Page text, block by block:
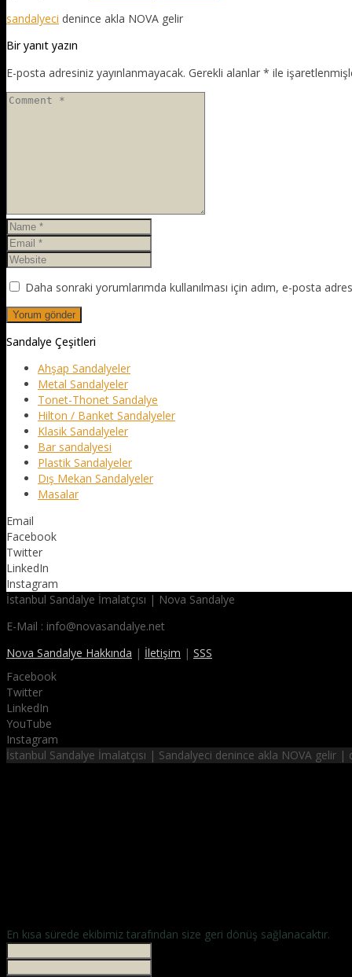
sandalyeci denince akla NOVA gelir
Bir yanıt yazın
E-posta adresiniz yayınlanmayacak. Gerekli alanlar * ile
Daha sonraki yorumlarımda kullanılması için adım, e-posta
Sandalye Çeşitleri
Ahşap Sandalyeler
Metal Sandalyeler
Tonet-Thonet Sandalye
Hilton / Banket Sandalyeler
Klasik Sandalyeler
Bar sandalyesi
Plastik Sandalyeler
Dış Mekan Sandalyeler
Masalar
Email
Facebook
Twitter
LinkedIn
Instagram
İstanbul Sandalye İmalatçısı | Nova Sandalye
E-Mail : info@novasandalye.net
Nova Sandalye Hakkında | İletişim | SSS
Facebook
Twitter
LinkedIn
YouTube
Instagram
İstanbul Sandalye İmalatçısı | Sandalyeci denince akla NOVA gelir
En kısa sürede ekibimiz tarafından size geri dönüş sağlanacaktır.